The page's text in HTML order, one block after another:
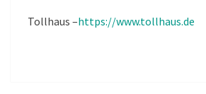
Tollhaus –https://www.tollhaus.de